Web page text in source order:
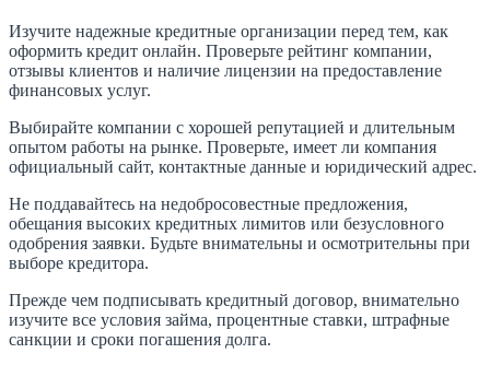
Изучите надежные кредитные организации перед тем, как
оформить кредит онлайн. Проверьте рейтинг компании,
отзывы клиентов и наличие лицензии на предоставление
финансовых услуг.
Выбирайте компании с хорошей репутацией и длительным
опытом работы на рынке. Проверьте, имеет ли компания
официальный сайт, контактные данные и юридический адрес.
Не поддавайтесь на недобросовестные предложения,
обещания высоких кредитных лимитов или безусловного
одобрения заявки. Будьте внимательны и осмотрительны при
выборе кредитора.
Прежде чем подписывать кредитный договор, внимательно
изучите все условия займа, процентные ставки, штрафные
санкции и сроки погашения долга.